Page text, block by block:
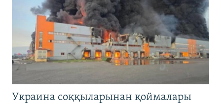
Украина соққыларынан қоймалары